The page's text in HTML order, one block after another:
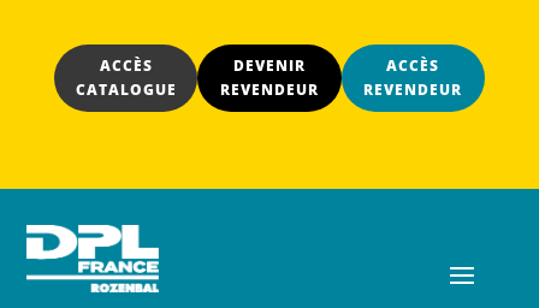
ACCÈS
CATALOGUE
DEVENIR
REVENDEUR
ACCÈS
REVENDEUR